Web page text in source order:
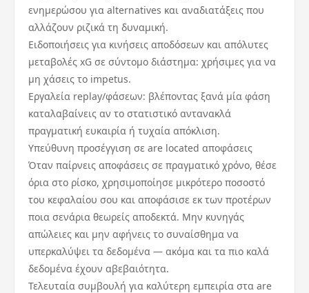
ενημερώσου για alternatives και αναδιατάξεις που
αλλάζουν ριζικά τη δυναμική.
Ειδοποιήσεις για κινήσεις αποδόσεων και απόλυτες
μεταβολές xG σε σύντομο διάστημα: χρήσιμες για να
μη χάσεις το impetus.
Εργαλεία replay/φάσεων: βλέποντας ξανά μία φάση
καταλαβαίνεις αν το στατιστικό αντανακλά
πραγματική ευκαιρία ή τυχαία απόκλιση.
Υπεύθυνη προσέγγιση σε are located αποφάσεις
Όταν παίρνεις αποφάσεις σε πραγματικό χρόνο, θέσε
όρια στο ρίσκο, χρησιμοποίησε μικρότερο ποσοστό
του κεφαλαίου σου και αποφάσισε εκ των προτέρων
ποια σενάρια θεωρείς αποδεκτά. Μην κυνηγάς
απώλειες και μην αφήνεις το συναίσθημα να
υπερκαλύψει τα δεδομένα — ακόμα και τα πιο καλά
δεδομένα έχουν αβεβαιότητα.
Τελευταία συμβουλή για καλύτερη εμπειρία στα are